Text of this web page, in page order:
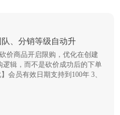
、分销等级自动升
价商品开启限购，优化在创建
辑，而不是砍价成功后的下单
会员有效日期支持到100年 3、